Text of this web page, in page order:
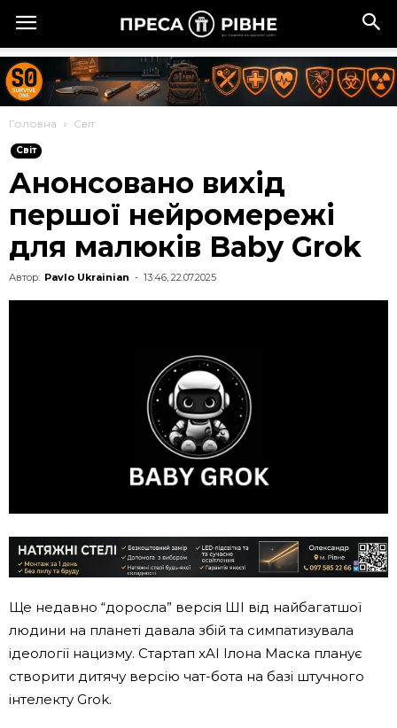
Головна Cвіт
Cвіт
Анонсовано вихід
першої нейромережі
для малюків Baby Grok
Автор: Pavlo Ukrainian - 13:46, 22.07.2025
Ще недавно “доросла” версія ШІ від найбагатшої
людини на планеті давала збій та симпатизувала
ідеології нацизму. Стартап xAI Ілона Маска планує
створити дитячу версію чат-бота на базі штучного
інтелекту Grok.